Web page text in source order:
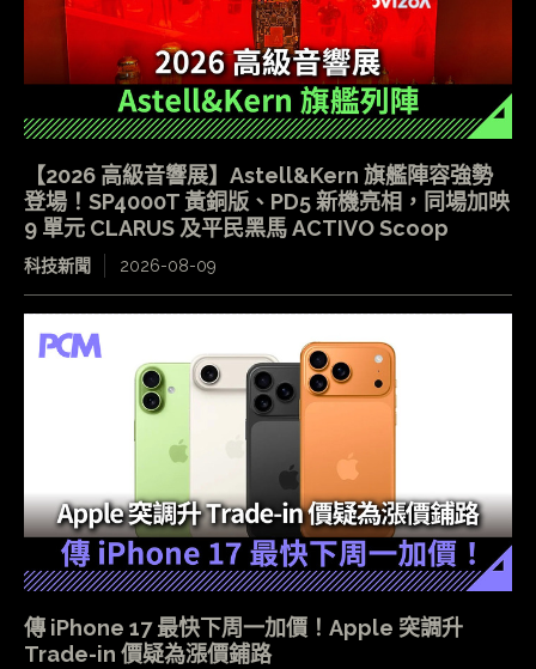
【2026 高級音響展】Astell&Kern 旗艦陣容強勢
登場！SP4000T 黃銅版、PD5 新機亮相，同場加映
9 單元 CLARUS 及平民黑馬 ACTIVO Scoop
科技新聞 2026-08-09
傳 iPhone 17 最快下周一加價！Apple 突調升
Trade-in 價疑為漲價鋪路